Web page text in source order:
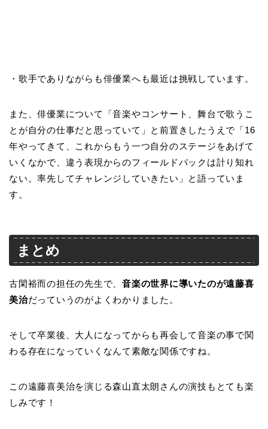
・歌手でありながらも俳優業へも最近は挑戦しています。
また、俳優業について「音楽やコンサート、舞台で歌うこ
とが自分の仕事だと思っていて」と前置きしたうえで「16
年やってきて、これからもう一つ自分のステージをあげて
いくなかで、違う表現からのフィールドバックは計り知れ
ない。率先してチャレンジしていきたい」と語っていま
す。
まとめ
古閑裕而の担任の先生で、音楽の世界に導いたのが遠藤喜
美治だっていうのがよくわかりました。
そして卒業後、大人になってからも再会して音楽の事で関
わる存在になっていくなんて素敵な関係ですね。
この遠藤喜美治を演じる森山直太朗さんの演技もとても楽
しみです！